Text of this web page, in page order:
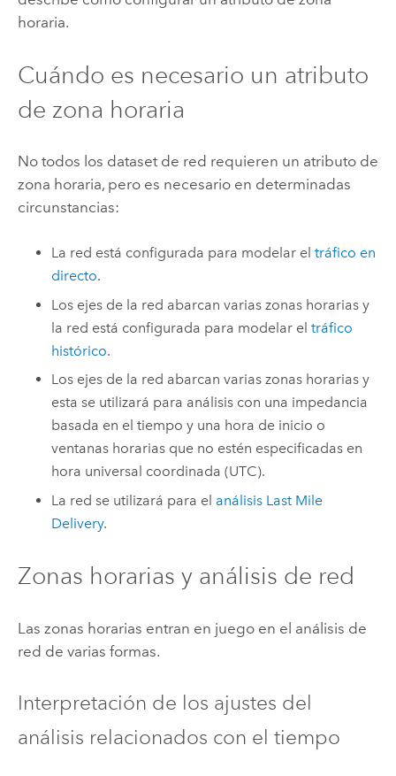
horaria.
Cuándo es necesario un atributo
de zona horaria
No todos los dataset de red requieren un atributo de
zona horaria, pero es necesario en determinadas
circunstancias:
La red está configurada para modelar eltráfico en
directo.
Los ejes de la red abarcan varias zonas horarias y
la red está configurada para modelar eltráfico
histórico.
Los ejes de la red abarcan varias zonas horarias y
esta se utilizará para análisis con una impedancia
basada en el tiempo y una hora de inicio o
ventanas horarias que no estén especificadas en
hora universal coordinada (UTC).
La red se utilizará para el análisis Last Mile
Delivery.
Zonas horarias y análisis de red
Las zonas horarias entran en juego en el análisis de
red de varias formas.
Interpretación de los ajustes del
análisis relacionados con el tiempo